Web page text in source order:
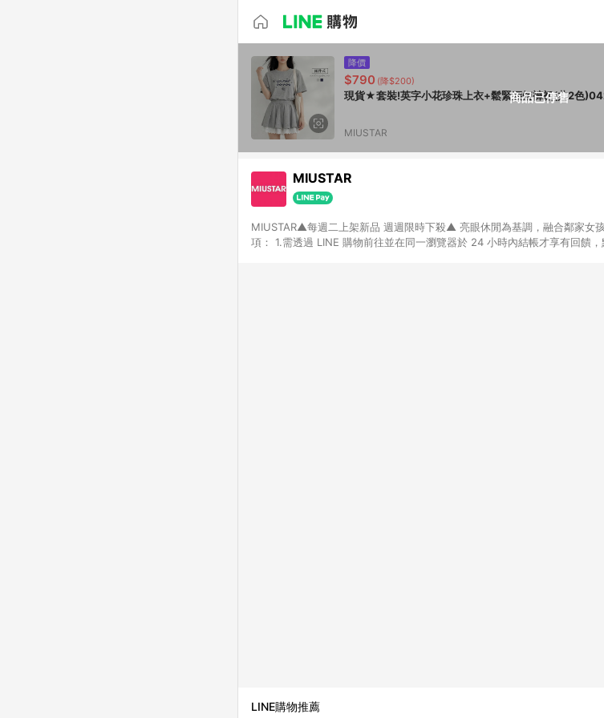
商品已停售
降價
$790 (降$200)
現貨★套裝!英字小花珍珠上衣+鬆緊腰短褲裙(共2色
MIUSTAR
MIUSTAR
MIUSTAR▲每週二上架新品 週週限時下殺▲ 亮眼休閒為基調，融合鄰家女
項： 1.需透過 LINE 購物前往並在同一瀏覽器於 24 小時內結帳才享有回饋
LINE購物推薦